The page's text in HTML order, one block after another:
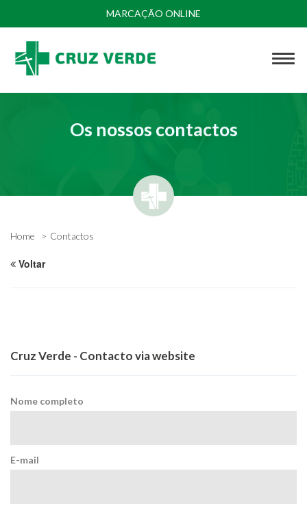
MARCAÇÃO ONLINE
Os nossos contactos
Home Contactos
Voltar
Cruz Verde - Contacto via website
Nome completo
E-mail